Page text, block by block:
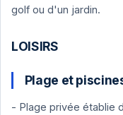
golf ou d'un jardin.
LOISIRS
Plage et
- Plage privée établie